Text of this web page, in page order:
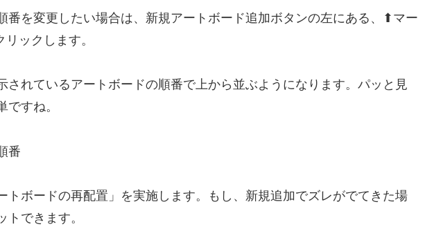
番を変更したい場合は、新規アートボード追加ボタンの左にある、⬆マー
ックします。
されているアートボードの順番で上から並ぶようになります。パッと見
ですね。
番
トボードの再配置」を実施します。もし、新規追加でズレがでてきた場
トできます。